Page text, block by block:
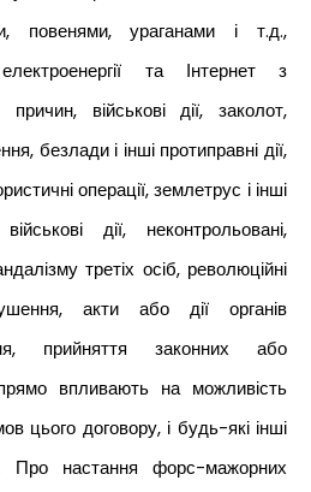
повенями, ураганами і т.д.,
та Інтернет з
військові дії, заколот,
безлади і інші протиправні дії,
операції, землетрус і інші
дії, неконтрольовані,
третіх осіб, революційні
акти або дії органів
прийняття законних або
прямо впливають на можливість
цього договору, і будь-які інші
Про настання форс-мажорних